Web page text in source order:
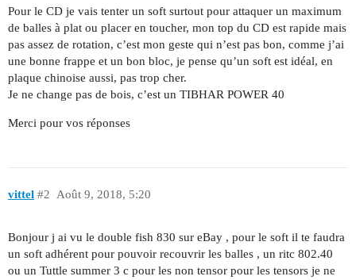
Pour le CD je vais tenter un soft surtout pour attaquer un maximum
de balles à plat ou placer en toucher, mon top du CD est rapide mais
pas assez de rotation, c’est mon geste qui n’est pas bon, comme j’ai
une bonne frappe et un bon bloc, je pense qu’un soft est idéal, en
plaque chinoise aussi, pas trop cher.
Je ne change pas de bois, c’est un TIBHAR POWER 40
Merci pour vos réponses
vittel Août 9, 2018, 5:20
#2
Bonjour j ai vu le double fish 830 sur eBay , pour le soft il te faudra
un soft adhérent pour pouvoir recouvrir les balles , un ritc 802.40
ou un Tuttle summer 3 c pour les non tensor pour les tensors je ne